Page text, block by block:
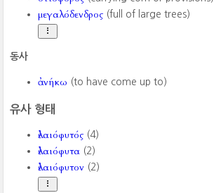
μεγαλόδενδρος (full of large trees)
동사
ἀνήκω (to have come up to)
유사 형태
ἐλαιόφυτός (4)
ἐλαιόφυτα (2)
ἐλαιόφυτον (2)